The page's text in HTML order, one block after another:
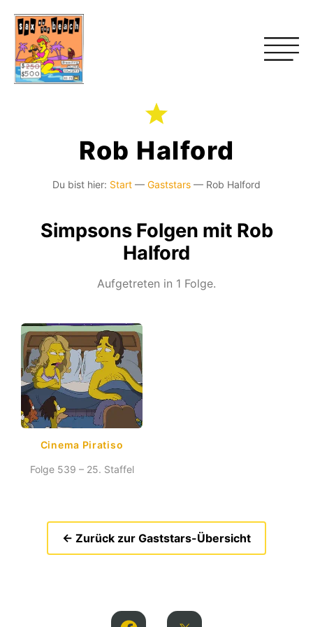
Rob Halford
Du bist hier: Start — Gaststars — Rob Halford
Simpsons Folgen mit Rob
Halford
Aufgetreten in 1 Folge.
Cinema Piratiso
Folge 539 – 25. Staffel
← Zurück zur Gaststars-Übersicht